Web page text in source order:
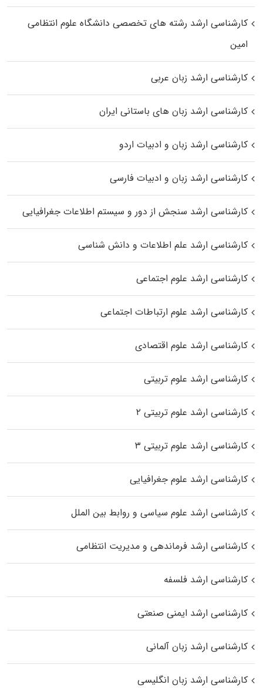
کارشناسی ارشد رﺷﺘﻪ ﻫﺎی تخصصی داﻧﺸﮕﺎه ﻋﻠﻮم انتظامی
اﻣﻴﻦ
کارشناسی ارشد زبان عربی
کارشناسی ارشد زبان‌ های باستانی ایران
کارشناسی ارشد زبان و ادبیات اردو
کارشناسی ارشد زبان و ادبیات فارسی
کارشناسی ارشد سنجش از دور و سیستم اطلاعات جغرافیایی
کارشناسی ارشد علم اطلاعات و دانش شناسی
کارشناسی ارشد علوم اجتماعی
کارشناسی ارشد علوم ارتباطات اجتماعی
کارشناسی ارشد علوم اقتصادی
کارشناسی ارشد علوم تربیتی
کارشناسی ارشد علوم تربیتی ۲
کارشناسی ارشد علوم تربیتی ۳
کارشناسی ارشد علوم جغرافیایی
کارشناسی ارشد علوم سیاسی و روابط بین الملل
کارشناسی ارشد فرماندهی و مدیریت انتظامی
کارشناسی ارشد فلسفه
کارشناسی ارشد ایمنی صنعتی
کارشناسی ارشد زبان آلمانی
کارشناسی ارشد زبان انگلیسی